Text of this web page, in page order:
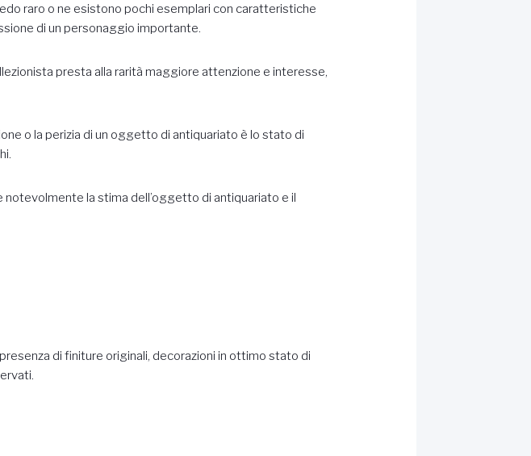
raro o ne esistono pochi esemplari con caratteristiche
di un personaggio importante.
presta alla rarità maggiore attenzione e interesse,
o la perizia di un oggetto di antiquariato è lo stato di
la stima dell’oggetto di antiquariato e il
di finiture originali, decorazioni in ottimo stato di